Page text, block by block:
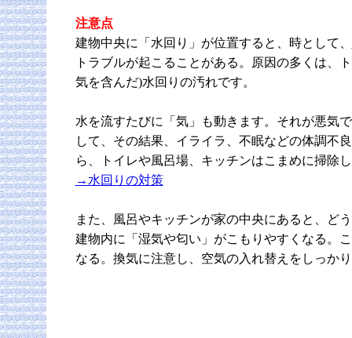
注意点
建物中央に「水回り」が位置すると、時として、
トラブルが起こることがある。原因の多くは、
気を含んだ)水回りの汚れです。
水を流すたびに「気」も動きます。それが悪気
して、その結果、イライラ、不眠などの体調不
ら、トイレや風呂場、キッチンはこまめに掃除
→水回りの対策
また、風呂やキッチンが家の中央にあると、ど
建物内に「湿気や匂い」がこもりやすくなる。
なる。換気に注意し、空気の入れ替えをしっか